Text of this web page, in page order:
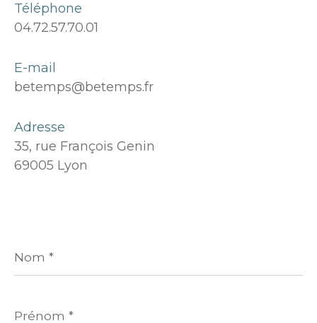
Téléphone
04.72.57.70.01
E-mail
betemps@betemps.fr
Adresse
35, rue François Genin
69005 Lyon
*
*